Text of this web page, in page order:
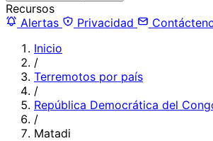
Recursos
Alertas
Privacidad
Inicio
/
Terremotos por país
/
República Democrática del
/
Matadi